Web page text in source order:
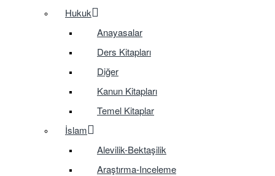
Hukuk
Anayasalar
Ders Kitapları
Diğer
Kanun Kitapları
Temel Kitaplar
İslam
Alevilik-Bektaşilik
Araştırma-Inceleme